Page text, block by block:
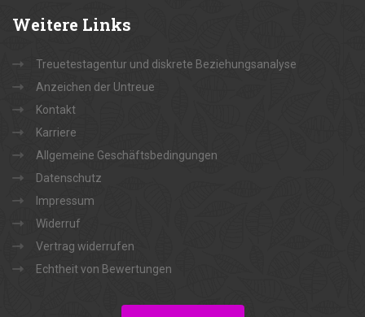
Weitere Links
Treuetestagentur und diskrete Beziehungsanalyse
Anzeichen der Untreue
Kontakt
Karriere
Allgemeine Geschäftsbedingungen
Datenschutz
Impressum
Widerruf
Vertrag widerrufen
Echtheit von Bewertungen